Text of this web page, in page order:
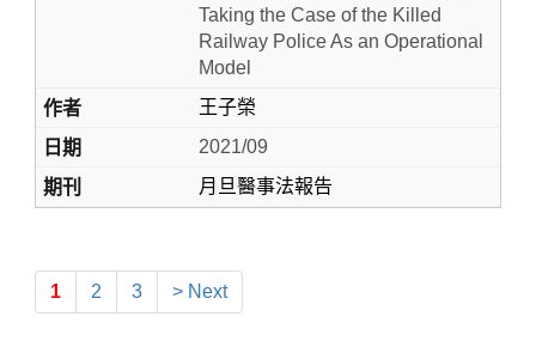
Taking the Case of the Killed
Railway Police As an Operational
Model
王子榮
2021/09
月旦醫事法報告
1 2 3 > Next